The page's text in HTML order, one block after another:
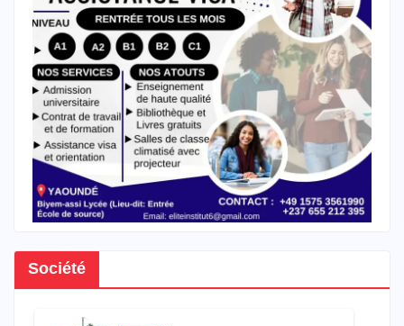
Société